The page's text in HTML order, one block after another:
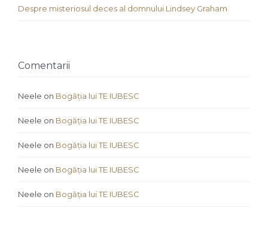
Despre misteriosul deces al domnului Lindsey Graham
Comentarii
Neele on Bogăția lui TE IUBESC
Neele on Bogăția lui TE IUBESC
Neele on Bogăția lui TE IUBESC
Neele on Bogăția lui TE IUBESC
Neele on Bogăția lui TE IUBESC